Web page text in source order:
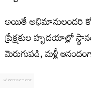
అయితే అభిమానులందరి
ప్రేక్షకుల హృదయాల్లో
మెరుగుపడి, మళ్లీ